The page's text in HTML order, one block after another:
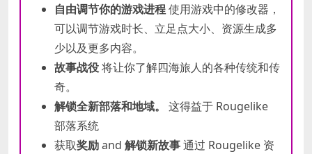
自由调节你的游戏进程使用游戏中的修改器，
可以调节游戏时长、立足点大小、资源生成多
少以及更多内容。
故事战役将让你了解四海旅人的各种传统和传
奇。
解锁全新部落和地域。
这得益于 Rougelike
部落系统
获取奖励and 解锁新故事通过 Rougelike 资